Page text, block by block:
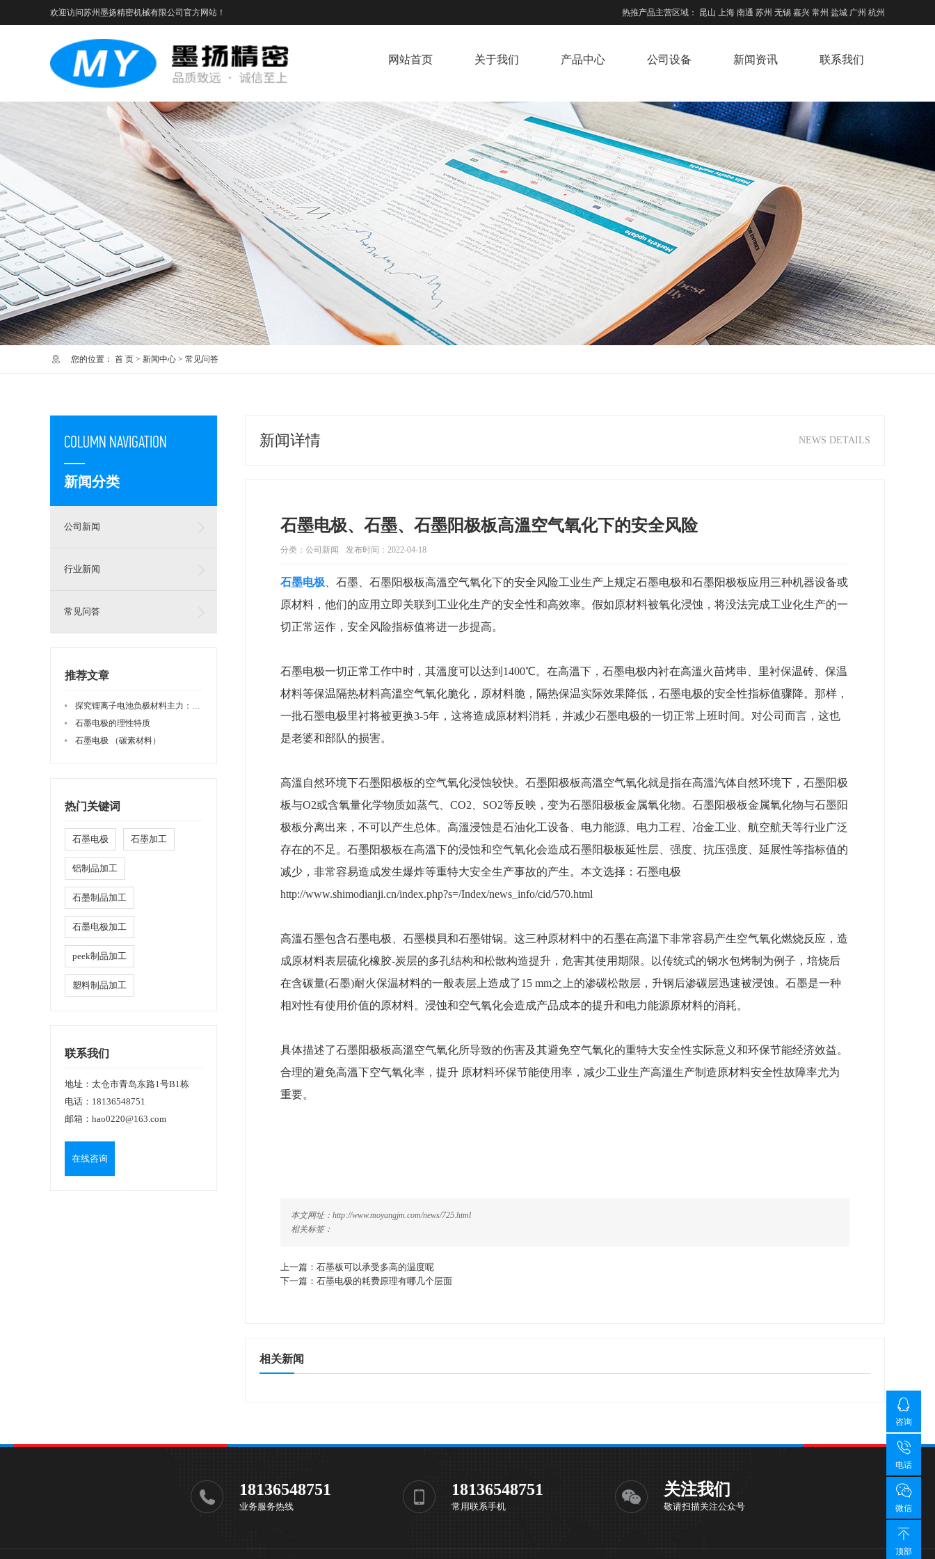
欢迎访问苏州墨扬精密机械有限公司官方网站！ 热推产品主营区域： 昆山 上海 南通 苏州 无锡 嘉兴 常州 盐城 广州 杭州
网站首页 关于我们 产品中心 公司设备 新闻资讯 联系我们
您的位置： 首 页 > 新闻中心 > 常见问答
新闻详情 NEWS DETAILS
石墨电极、石墨、石墨阳极板高溫空气氧化下的安全风险
分类：公司新闻 发布时间：2022-04-18
石墨电极 、石墨、石墨阳极板高溫空气氧化下的安全风险工业生产上规定石墨电极和石墨阳极板应用三种机器设备或
原材料，他们的应用立即关联到工业化生产的安全性和高效率。假如原材料被氧化浸蚀，将没法完成工业化生产的一
切正常运作，安全风险指标值将进一步提高。
石墨电极一切正常工作中时，其溫度可以达到1400℃。在高溫下，石墨电极内衬在高溫火苗烤串、里衬保温砖、保温
材料等保温隔热材料高溫空气氧化脆化，原材料脆，隔热保温实际效果降低，石墨电极的安全性指标值骤降。那样，
一批石墨电极里衬将被更换3-5年，这将造成原材料消耗，并减少石墨电极的一切正常上班时间。对公司而言，这也
是老婆和部队的损害。
高溫自然环境下石墨阳极板的空气氧化浸蚀较快。石墨阳极板高溫空气氧化就是指在高溫汽体自然环境下，石墨阳极
板与O2或含氧量化学物质如蒸气、CO2、SO2等反映，变为石墨阳极板金属氧化物。石墨阳极板金属氧化物与石墨阳
极板分离出来，不可以产生总体。高溫浸蚀是石油化工设备、电力能源、电力工程、冶金工业、航空航天等行业广泛
存在的不足。石墨阳极板在高溫下的浸蚀和空气氧化会造成石墨阳极板延性层、强度、抗压强度、延展性等指标值的
减少，非常容易造成发生爆炸等重特大安全生产事故的产生。本文选择：石墨电极
http://www.shimodianji.cn/index.php?s=/Index/news_info/cid/570.html
高溫石墨包含石墨电极、石墨模貝和石墨钳锅。这三种原材料中的石墨在高溫下非常容易产生空气氧化燃烧反应，造
成原材料表层硫化橡胶-炭层的多孔结构和松散构造提升，危害其使用期限。以传统式的钢水包烤制为例子，培烧后
在含碳量(石墨)耐火保温材料的一般表层上造成了15 mm之上的渗碳松散层，升钢后渗碳层迅速被浸蚀。石墨是一种
相对性有使用价值的原材料。浸蚀和空气氧化会造成产品成本的提升和电力能源原材料的消耗。
具体描述了石墨阳极板高溫空气氧化所导致的伤害及其避免空气氧化的重特大安全性实际意义和环保节能经济效益。
合理的避免高溫下空气氧化率，提升 原材料环保节能使用率，减少工业生产高溫生产制造原材料安全性故障率尤为
重要。
本文网址：http://www.moyangjm.com/news/725.html
相关标签：
上一篇： 石墨板可以承受多高的温度呢
下一篇： 石墨电极的耗费原理有哪几个层面
相关新闻
COLUMN NAVIGATION
新闻分类
公司新闻
行业新闻
常见问答
推荐文章
探究锂离子电池负极材料主力：石墨类材料
石墨电极的理性特质
石墨电极 （碳素材料）
热门关键词
石墨电极 石墨加工
铝制品加工
石墨制品加工
石墨电极加工
peek制品加工
塑料制品加工
联系我们
地址：太仓市青岛东路1号B1栋
电话： 18136548751
邮箱： hao0220@163.com
在线咨询
18136548751
业务服务热线
18136548751
常用联系手机
关注我们
敬请扫描关注公众号
咨询
电话
微信
顶部